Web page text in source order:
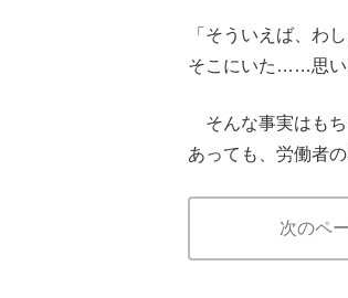
「そういえば、わ
そこにいた……思い
そんな事実はもち
あっても、労働者
次のペ